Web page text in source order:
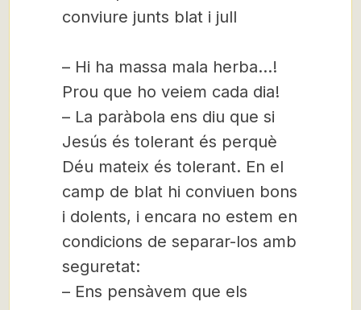
conviure junts blat i jull
– Hi ha massa mala herba…!
Prou que ho veiem cada dia!
– La paràbola ens diu que si
Jesús és tolerant és perquè
Déu mateix és tolerant. En el
camp de blat hi conviuen bons
i dolents, i encara no estem en
condicions de separar-los amb
seguretat:
– Ens pensàvem que els